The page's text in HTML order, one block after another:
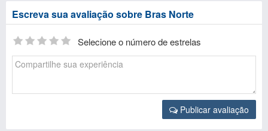
Escreva sua avaliação sobre Bras Norte
Selecione o número de estrelas
Publicar avaliação